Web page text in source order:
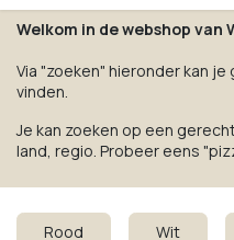
Welkom in de webshop van
Via "zoeken" hieronder kan
vinden.
Je kan zoeken op een
land, regio. Probeer eens
Rood Wit